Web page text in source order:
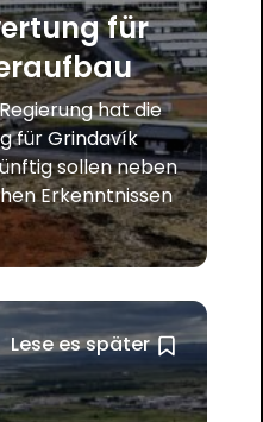
für
hat die
für Grindavík
sollen neben
Erkenntnissen
Lese es später